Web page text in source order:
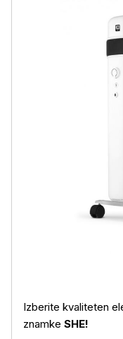
Izberite kvaliteten
znamke SHE!